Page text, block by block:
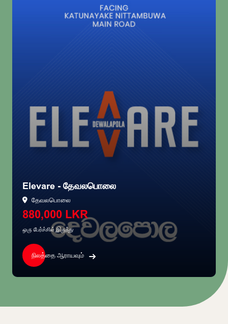
Elevare - தேவலபொலை
தேவலபொலை
880,000 LKR
ஒரு பேர்ச்சில் இருந்து
நிலத்தை ஆராயவும்